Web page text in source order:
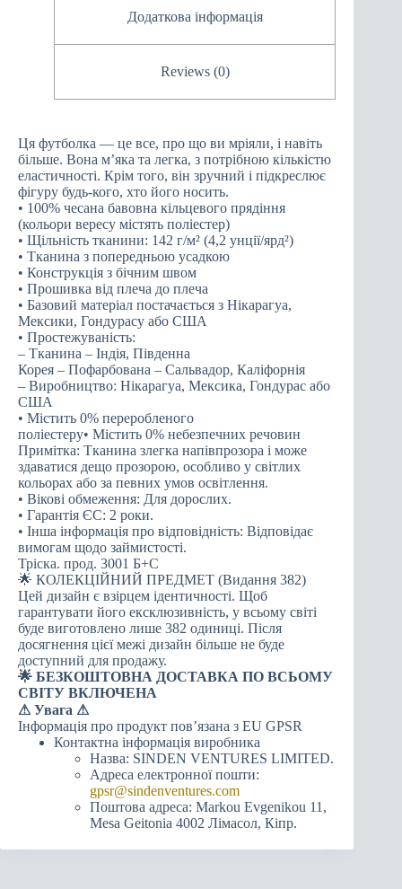
Додаткова інформація
Reviews (0)
Ця футболка — це все, про що ви мріяли, і навіть
більше. Вона м’яка та легка, з потрібною кількістю
еластичності. Крім того, він зручний і підкреслює
фігуру будь-кого, хто його носить.
• 100% чесана бавовна кільцевого прядіння
(кольори вересу містять поліестер)
• Щільність тканини: 142 г/м² (4,2 унції/ярд²)
• Тканина з попередньою усадкою
• Конструкція з бічним швом
• Прошивка від плеча до плеча
• Базовий матеріал постачається з Нікарагуа,
Мексики, Гондурасу або США
• Простежуваність:
– Тканина – Індія, Південна
Корея – Пофарбована – Сальвадор, Каліфорнія
– Виробництво: Нікарагуа, Мексика, Гондурас або
США
• Містить 0% переробленого
поліестеру• Містить 0% небезпечних речовин
Примітка: Тканина злегка напівпрозора і може
здаватися дещо прозорою, особливо у світлих
кольорах або за певних умов освітлення.
• Вікові обмеження: Для дорослих.
• Гарантія ЄС: 2 роки.
• Інша інформація про відповідність: Відповідає
вимогам щодо займистості.
Тріска. прод. 3001 Б+С
🌟 КОЛЕКЦІЙНИЙ ПРЕДМЕТ (Видання 382)
Цей дизайн є взірцем ідентичності. Щоб
гарантувати його ексклюзивність, у всьому світі
буде виготовлено лише 382 одиниці. Після
досягнення цієї межі дизайн більше не буде
доступний для продажу.
🌟 БЕЗКОШТОВНА ДОСТАВКА ПО ВСЬОМУ
СВІТУ ВКЛЮЧЕНА
⚠ Увага ⚠
Інформація про продукт пов’язана з EU GPSR
Контактна інформація виробника
Назва: SINDEN VENTURES LIMITED.
Адреса електронної пошти:
gpsr@sindenventures.com
Поштова адреса: Markou Evgenikou 11,
Mesa Geitonia 4002 Лімасол, Кіпр.